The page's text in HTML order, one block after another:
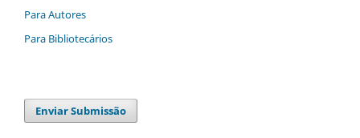
Para Autores
Para Bibliotecários
Enviar Submissão